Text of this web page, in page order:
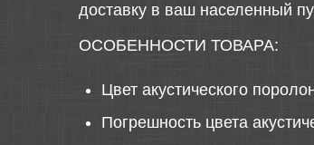
доставку в ваш населенный
ОСОБЕННОСТИ ТОВАРА:
Цвет акустического
Погрешность цвета